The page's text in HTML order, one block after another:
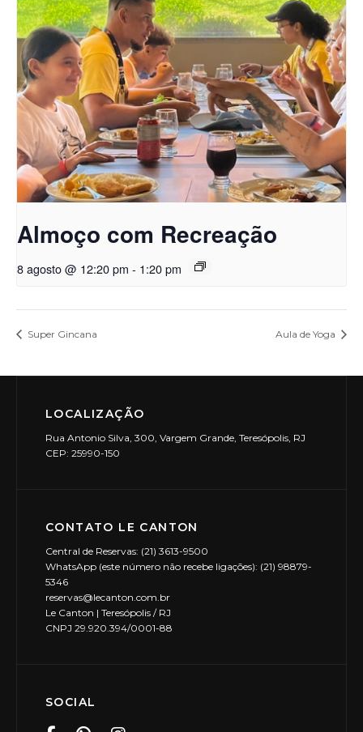
Almoço com Recreação
8 agosto @ 12:20 pm - 1:20 pm
Super Gincana Aula de Yoga
LOCALIZAÇÃO
Rua Antonio Silva, 300, Vargem Grande, Teresópolis, RJ
CEP: 25990-150
CONTATO LE CANTON
Central de Reservas: (21) 3613-9500
WhatsApp (este número não recebe ligações): (21) 98879-
5346
reservas@lecanton.com.br
Le Canton | Teresópolis / RJ
CNPJ 29.920.394/0001-88
SOCIAL